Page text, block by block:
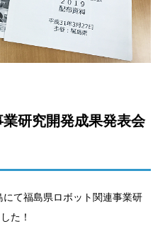
研究開発成果発表会
て福島県ロボット関連事業研
た！